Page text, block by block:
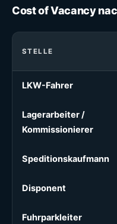
Cost of Vacancy
STELLE
LKW-Fahrer
Lagerarbeiter /
Kommissionierer
Speditionskaufmann
Disponent
Fuhrparkleiter